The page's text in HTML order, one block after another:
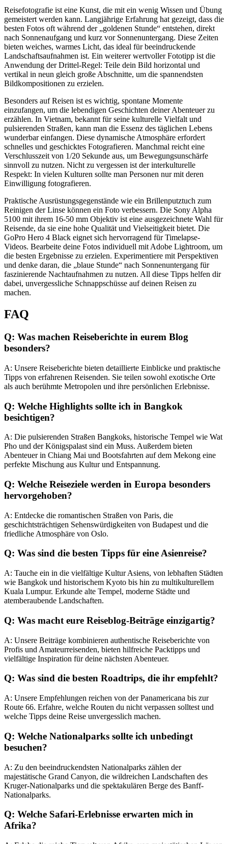
Reisefotografie ist eine Kunst, die mit ein wenig Wissen und Übung
gemeistert werden kann. Langjährige Erfahrung hat gezeigt, dass die
besten Fotos oft während der „goldenen Stunde“ entstehen, direkt
nach Sonnenaufgang und kurz vor Sonnenuntergang. Diese Zeiten
bieten weiches, warmes Licht, das ideal für beeindruckende
Landschaftsaufnahmen ist. Ein weiterer wertvoller Fototipp ist die
Anwendung der Drittel-Regel: Teile dein Bild horizontal und
vertikal in neun gleich große Abschnitte, um die spannendsten
Bildkompositionen zu erzielen.
Besonders auf Reisen ist es wichtig, spontane Momente
einzufangen, um die lebendigen Geschichten deiner Abenteuer zu
erzählen. In Vietnam, bekannt für seine kulturelle Vielfalt und
pulsierenden Straßen, kann man die Essenz des täglichen Lebens
wunderbar einfangen. Diese dynamische Atmosphäre erfordert
schnelles und geschicktes Fotografieren. Manchmal reicht eine
Verschlusszeit von 1/20 Sekunde aus, um Bewegungsunschärfe
sinnvoll zu nutzen. Nicht zu vergessen ist der interkulturelle
Respekt: In vielen Kulturen sollte man Personen nur mit deren
Einwilligung fotografieren.
Praktische Ausrüstungsgegenstände wie ein Brillenputztuch zum
Reinigen der Linse können ein Foto verbessern. Die Sony Alpha
5100 mit ihrem 16-50 mm Objektiv ist eine ausgezeichnete Wahl für
Reisende, da sie eine hohe Qualität und Vielseitigkeit bietet. Die
GoPro Hero 4 Black eignet sich hervorragend für Timelapse-
Videos. Bearbeite deine Fotos individuell mit Adobe Lightroom, um
die besten Ergebnisse zu erzielen. Experimentiere mit Perspektiven
und denke daran, die „blaue Stunde“ nach Sonnenuntergang für
faszinierende Nachtaufnahmen zu nutzen. All diese Tipps helfen dir
dabei, unvergessliche Schnappschüsse auf deinen Reisen zu
machen.
FAQ
Q: Was machen Reiseberichte in eurem Blog
besonders?
A: Unsere Reiseberichte bieten detaillierte Einblicke und praktische
Tipps von erfahrenen Reisenden. Sie teilen sowohl exotische Orte
als auch berühmte Metropolen und ihre persönlichen Erlebnisse.
Q: Welche Highlights sollte ich in Bangkok
besichtigen?
A: Die pulsierenden Straßen Bangkoks, historische Tempel wie Wat
Pho und der Königspalast sind ein Muss. Außerdem bieten
Abenteuer in Chiang Mai und Bootsfahrten auf dem Mekong eine
perfekte Mischung aus Kultur und Entspannung.
Q: Welche Reiseziele werden in Europa besonders
hervorgehoben?
A: Entdecke die romantischen Straßen von Paris, die
geschichtsträchtigen Sehenswürdigkeiten von Budapest und die
friedliche Atmosphäre von Oslo.
Q: Was sind die besten Tipps für eine Asienreise?
A: Tauche ein in die vielfältige Kultur Asiens, von lebhaften Städten
wie Bangkok und historischem Kyoto bis hin zu multikulturellem
Kuala Lumpur. Erkunde alte Tempel, moderne Städte und
atemberaubende Landschaften.
Q: Was macht eure Reiseblog-Beiträge einzigartig?
A: Unsere Beiträge kombinieren authentische Reiseberichte von
Profis und Amateurreisenden, bieten hilfreiche Packtipps und
vielfältige Inspiration für deine nächsten Abenteuer.
Q: Was sind die besten Roadtrips, die ihr empfehlt?
A: Unsere Empfehlungen reichen von der Panamericana bis zur
Route 66. Erfahre, welche Routen du nicht verpassen solltest und
welche Tipps deine Reise unvergesslich machen.
Q: Welche Nationalparks sollte ich unbedingt
besuchen?
A: Zu den beeindruckendsten Nationalparks zählen der
majestätische Grand Canyon, die wildreichen Landschaften des
Kruger-Nationalparks und die spektakulären Berge des Banff-
Nationalparks.
Q: Welche Safari-Erlebnisse erwarten mich in
Afrika?